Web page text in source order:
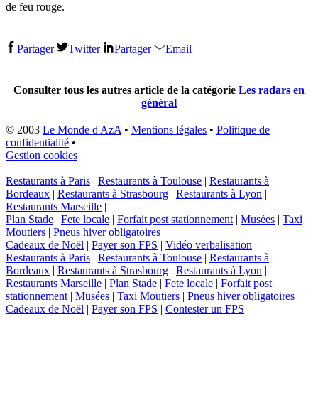
de feu rouge.
Partager Twitter Partager Email
Consulter tous les autres article de la catégorie Les radars en
général
© 2003 Le Monde d'AzA• Mentions légales • Politique de
confidentialité •
Gestion cookies
Restaurants à Paris | Restaurants à Toulouse | Restaurants à
Bordeaux | Restaurants à Strasbourg | Restaurants à Lyon |
Restaurants Marseille |
Plan Stade | Fete locale | Forfait post stationnement| Musées | Taxi
Moutiers | Pneus hiver obligatoires
Cadeaux de Noël | Payer son FPS | Vidéo verbalisation
Restaurants à Paris | Restaurants à Toulouse | Restaurants à
Bordeaux | Restaurants à Strasbourg | Restaurants à Lyon |
Restaurants Marseille | Plan Stade | Fete locale | Forfait post
stationnement| Musées | Taxi Moutiers | Pneus hiver obligatoires
Cadeaux de Noël | Payer son FPS | Contester un FPS